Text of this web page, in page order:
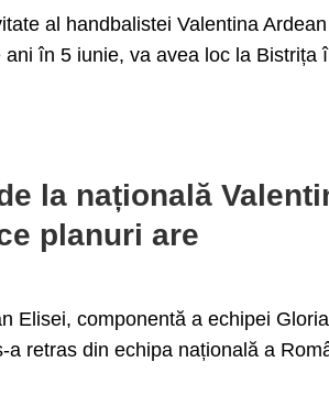
al handbalistei Valentina Ardean
în 5 iunie, va avea loc la Bistrița
la națională
planuri are
Elisei, componentă a echipei Gloria
retras din echipa națională a